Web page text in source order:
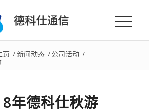
页 /新闻动态 / 公司活动 /
年德科仕秋游